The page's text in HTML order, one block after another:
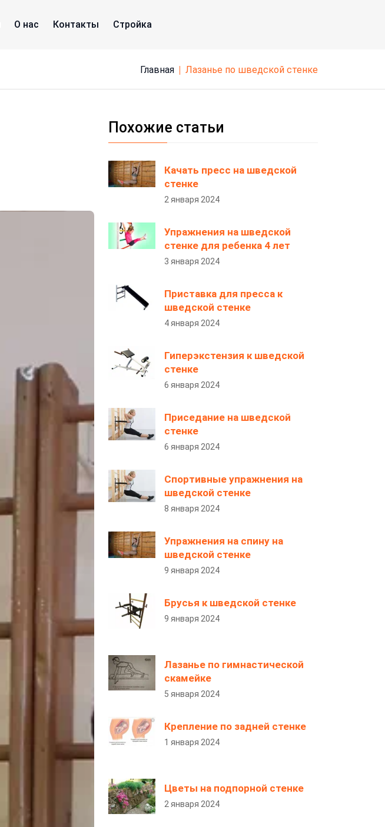
О нас Контакты Стройка
Главная лазанье по шведской стенке
Похожие статьи
Качать пресс на шведской
стенке
2 января 2024
Упражнения на шведской
стенке для ребенка 4 лет
3 января 2024
Приставка для пресса к
шведской стенке
4 января 2024
Гиперэкстензия к шведской
стенке
6 января 2024
Приседание на шведской
стенке
6 января 2024
Спортивные упражнения на
шведской стенке
8 января 2024
Упражнения на спину на
шведской стенке
9 января 2024
Брусья к шведской стенке
9 января 2024
Лазанье по гимнастической
скамейке
5 января 2024
Крепление по задней стенке
1 января 2024
Цветы на подпорной стенке
2 января 2024